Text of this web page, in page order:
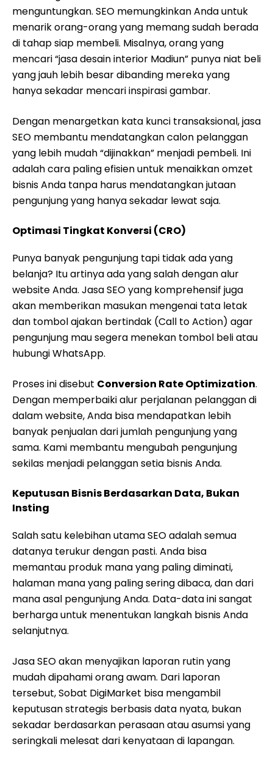
menguntungkan. SEO memungkinkan Anda untuk
menarik orang-orang yang memang sudah berada
di tahap siap membeli. Misalnya, orang yang
mencari “jasa desain interior Madiun” punya niat beli
yang jauh lebih besar dibanding mereka yang
hanya sekadar mencari inspirasi gambar.
Dengan menargetkan kata kunci transaksional, jasa
SEO membantu mendatangkan calon pelanggan
yang lebih mudah “dijinakkan” menjadi pembeli. Ini
adalah cara paling efisien untuk menaikkan omzet
bisnis Anda tanpa harus mendatangkan jutaan
pengunjung yang hanya sekadar lewat saja.
Optimasi Tingkat Konversi (CRO)
Punya banyak pengunjung tapi tidak ada yang
belanja? Itu artinya ada yang salah dengan alur
website Anda. Jasa SEO yang komprehensif juga
akan memberikan masukan mengenai tata letak
dan tombol ajakan bertindak (Call to Action) agar
pengunjung mau segera menekan tombol beli atau
hubungi WhatsApp.
Proses ini disebut Conversion Rate Optimization.
Dengan memperbaiki alur perjalanan pelanggan di
dalam website, Anda bisa mendapatkan lebih
banyak penjualan dari jumlah pengunjung yang
sama. Kami membantu mengubah pengunjung
sekilas menjadi pelanggan setia bisnis Anda.
Keputusan Bisnis Berdasarkan Data, Bukan
Insting
Salah satu kelebihan utama SEO adalah semua
datanya terukur dengan pasti. Anda bisa
memantau produk mana yang paling diminati,
halaman mana yang paling sering dibaca, dan dari
mana asal pengunjung Anda. Data-data ini sangat
berharga untuk menentukan langkah bisnis Anda
selanjutnya.
Jasa SEO akan menyajikan laporan rutin yang
mudah dipahami orang awam. Dari laporan
tersebut, Sobat DigiMarket bisa mengambil
keputusan strategis berbasis data nyata, bukan
sekadar berdasarkan perasaan atau asumsi yang
seringkali melesat dari kenyataan di lapangan.